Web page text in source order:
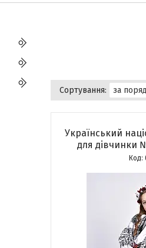
Український
для дівчинки